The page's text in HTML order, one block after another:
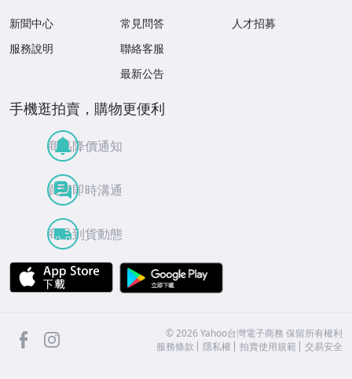
新聞中心
服務說明
常見問答
聯絡客服
最新公告
人才招募
手機逛拍賣，購物更便利
商品降價通知
買賣即時溝通
商品到貨動態
APP Store
facebook ©2026 Yahoo台灣電子商務 保留所有權利
服務條款
隱私權 拍賣使用規範 交易安全